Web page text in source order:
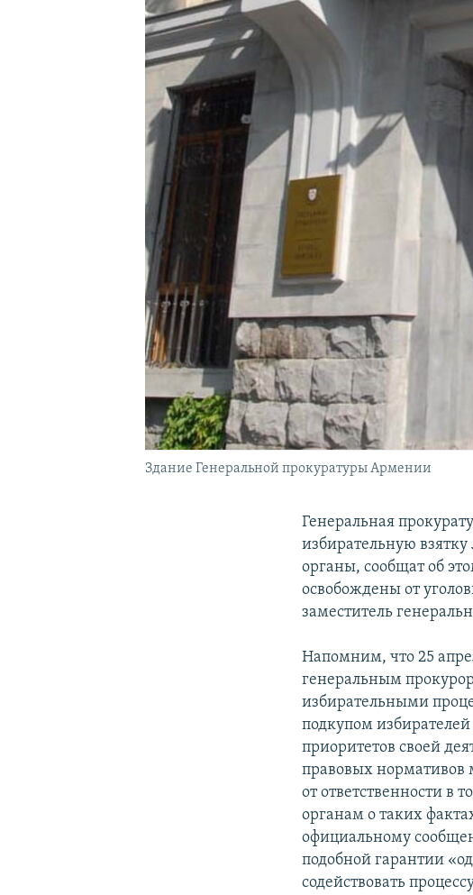
Здание Генеральной прокуратуры Армении
Генеральная
избирательную
органы, сообщат об
освобождены от
заместитель
Напомним, что 25
генеральным
избирательными
подкупом избирателей
приоритетов своей
правовых нормативов
от ответственности в
органам о таких
официальному
подобной гарантии
содействовать